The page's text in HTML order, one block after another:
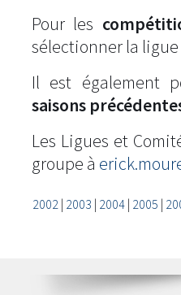
Pour les
sélectionner la
Il est également
saisons
Les Ligues et
groupe à
2002| 2003 | 2004| 2005 |